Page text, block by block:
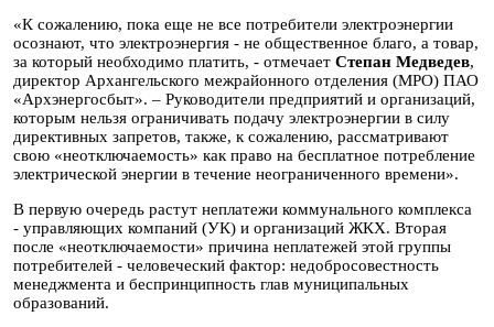
«К сожалению, пока еще не все потребители электроэнергии
осознают, что электроэнергия - не общественное благо, а товар,
за который необходимо платить, - отмечает Степан Медведев,
директор Архангельского межрайонного отделения (МРО) ПАО
«Архэнергосбыт». – Руководители предприятий и организаций,
которым нельзя ограничивать подачу электроэнергии в силу
директивных запретов, также, к сожалению, рассматривают
свою «неотключаемость» как право на бесплатное потребление
электрической энергии в течение неограниченного времени».
В первую очередь растут неплатежи коммунального комплекса
- управляющих компаний (УК) и организаций ЖКХ. Вторая
после «неотключаемости» причина неплатежей этой группы
потребителей - человеческий фактор: недобросовестность
менеджмента и беспринципность глав муниципальных
образований.